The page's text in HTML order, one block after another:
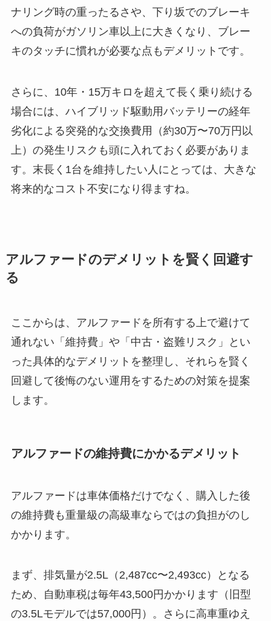
ナリング時の重ったるさや、下り坂でのブレーキ
への負荷がガソリン車以上に大きくなり、ブレー
キのタッチに慣れが必要な点もデメリットです。
さらに、10年・15万キロを超えて長く乗り続ける
場合には、ハイブリッド駆動用バッテリーの経年
劣化による突発的な交換費用（約30万〜70万円以
上）の発生リスクも頭に入れておく必要がありま
す。末長く1台を維持したい人にとっては、大きな
将来的なコスト不安になり得ますね。
アルファードのデメリットを賢く回避す
る
ここからは、アルファードを所有する上で避けて
通れない「維持費」や「中古・盗難リスク」とい
った具体的なデメリットを整理し、それらを賢く
回避して後悔のない運用をするための対策を提案
します。
アルファードの維持費にかかるデメリット
アルファードは車体価格だけでなく、購入した後
の維持費も重量級の高級車ならではの負担がのし
かかります。
まず、排気量が2.5L（2,487cc〜2,493cc）となる
ため、自動車税は毎年43,500円かかります（旧型
の3.5Lモデルでは57,000円）。さらに高車重ゆえ